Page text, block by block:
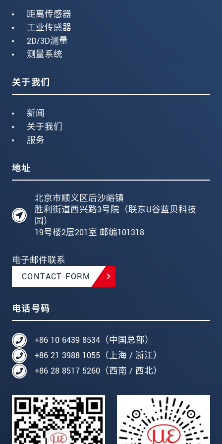
距离传感器
工业传感器
2D/3D测量
测量系统
关于我们
新闻
关于我们
服务
地址
北京市顺义区后沙峪镇
胜利街道西兴路3号院（联东U谷蓝贝科技
园）
19号楼2层201室 邮编101318
电子邮件联系
CONTACT FORM
电话号码
+86 10 6439 8534（中国总部）
+86 21 3988 1055（上海 / 浙江）
+86 28 8517 5260（西南 / 西北）